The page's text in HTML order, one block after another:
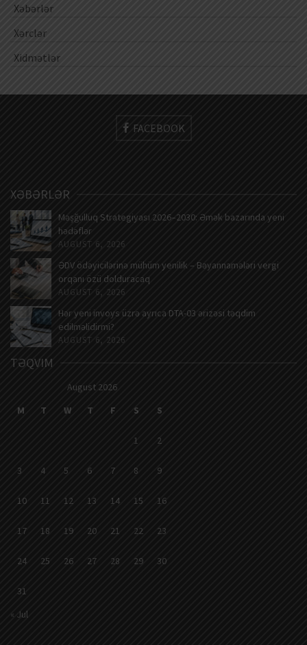
Xəbərlər
Xərclər
Xidmətlər
FACEBOOK
XƏBƏRLƏR
Məşğulluq Strategiyası 2026–2030: Əmək bazarında yeni
hədəflər
AUGUST 6, 2026
ƏDV ödəyicilərinə mühüm yenilik – Bəyannamələri vergi
orqanı özü dolduracaq
AUGUST 6, 2026
Hər yeni invoys üzrə ayrıca DTA-03 ərizəsi təqdim
edilməlidirmi?
AUGUST 6, 2026
TƏQVIM
August 2026
M
T W T F S S
1 2
3 4 5 6 7 8 9
10 11 12 13 14 15 16
17 18 19 20 21 22 23
24 25 26 27 28 29 30
31
« Jul